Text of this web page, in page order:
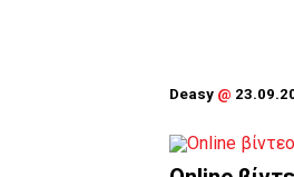
Deasy @